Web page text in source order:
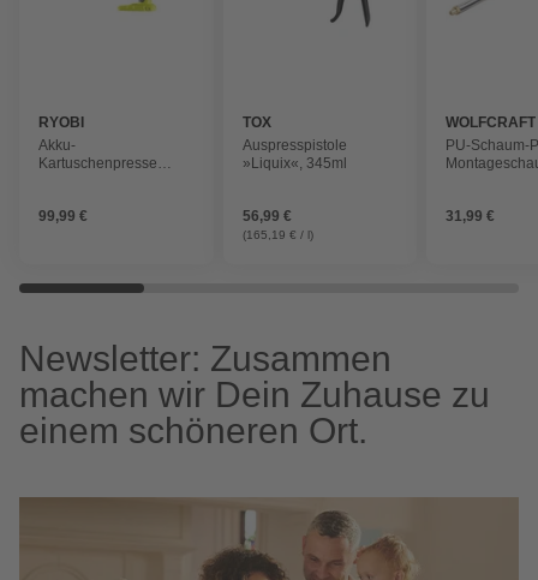
RYOBI
Akku-
Kartuschenpresse
ohne Akku und
99,99 €
TOX
Auspresspistole
»Liquix«, 345ml
56,99 €
(165,19 € / l)
WOLFCRAFT
PU-Schaum-
31,99 €
Newsletter: Zusammen
machen wir Dein Zuhause zu
einem schöneren Ort.